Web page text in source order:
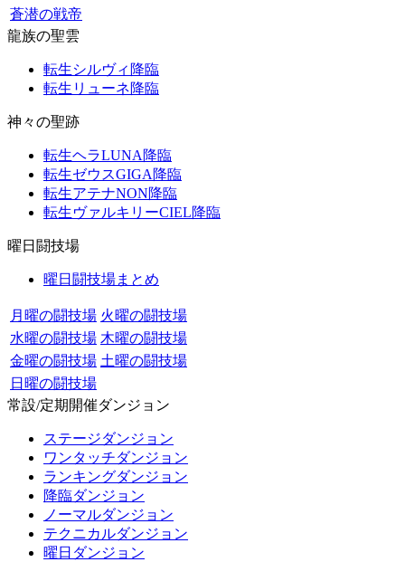
蒼潜の戦帝
龍族の聖雲
転生シルヴィ降臨
転生リューネ降臨
神々の聖跡
転生ヘラLUNA降臨
転生ゼウスGIGA降臨
転生アテナNON降臨
転生ヴァルキリーCIEL降臨
曜日闘技場
曜日闘技場まとめ
月曜の闘技場 火曜の闘技場
水曜の闘技場 木曜の闘技場
金曜の闘技場 土曜の闘技場
日曜の闘技場
常設/定期開催ダンジョン
ステージダンジョン
ワンタッチダンジョン
ランキングダンジョン
降臨ダンジョン
ノーマルダンジョン
テクニカルダンジョン
曜日ダンジョン